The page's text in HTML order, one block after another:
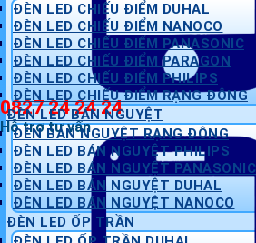
0827 24 24 24
Hỗ trợ tư vấn
ĐÈN LED CHIẾU ĐIỂM DUHAL
ĐÈN LED CHIẾU ĐIỂM NANOCO
ĐÈN LED CHIẾU ĐIỂM PANASONIC
ĐÈN LED CHIẾU ĐIỂM PARAGON
ĐÈN LED CHIẾU ĐIỂM PHILIPS
ĐÈN LED CHIẾU ĐIỂM RẠNG ĐÔNG
ĐÈN LED BÁN NGUYỆT
ĐÈN BÁN NGUYỆT RẠNG ĐÔNG
ĐÈN LED BÁN NGUYỆT PHILIPS
ĐÈN LED BÁN NGUYỆT PANASONIC
ĐÈN LED BÁN NGUYỆT DUHAL
ĐÈN LED BÁN NGUYỆT NANOCO
ĐÈN LED ỐP TRẦN